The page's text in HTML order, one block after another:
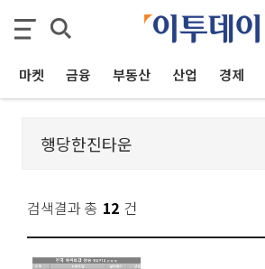
마켓 금융 부동산 산업 경제
검색결과 총 12 건